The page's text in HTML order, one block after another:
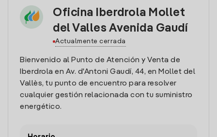
Oficina Iberdrola Mollet
del Valles Avenida Gaudí
Actualmente cerrada
Bienvenido al Punto de Atención y Venta de
Iberdrola en Av. d'Antoni Gaudí, 44, en Mollet del
Vallès, tu punto de encuentro para resolver
cualquier gestión relacionada con tu suministro
energético.